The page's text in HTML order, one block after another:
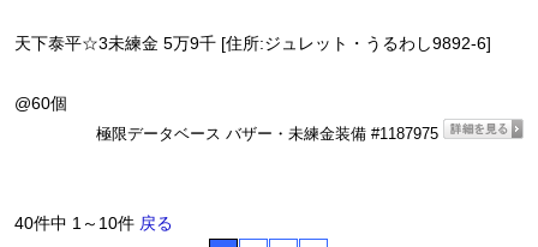
天下泰平☆3未練金 5万9千 [住所:ジュレット・うるわし9892-6]
@60個
極限データベース バザー・未練金装備 #1187975
40件中 1～10件 戻る